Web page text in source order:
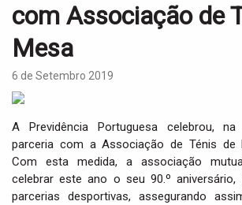
com Associação de
Mesa
6 de Setembro 2019
A Previdência Portuguesa celebrou,
parceria com a Associação de Ténis de
Com esta medida, a associação
celebrar este ano o seu 90.º aniversário,
parcerias desportivas, assegurando